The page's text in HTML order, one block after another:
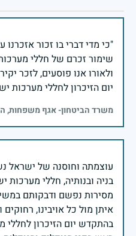
שימור זכרם של חללי
יום הזיכרון לחללי מערכות
משרד הביטחון- אגף משפחות,
עוצמתה וחוסנה של ישראל
בניה ובנותיה, חללי מערכות
מסירות נפשם ודבקותם
בהתקדש יום הזיכרון לחללי